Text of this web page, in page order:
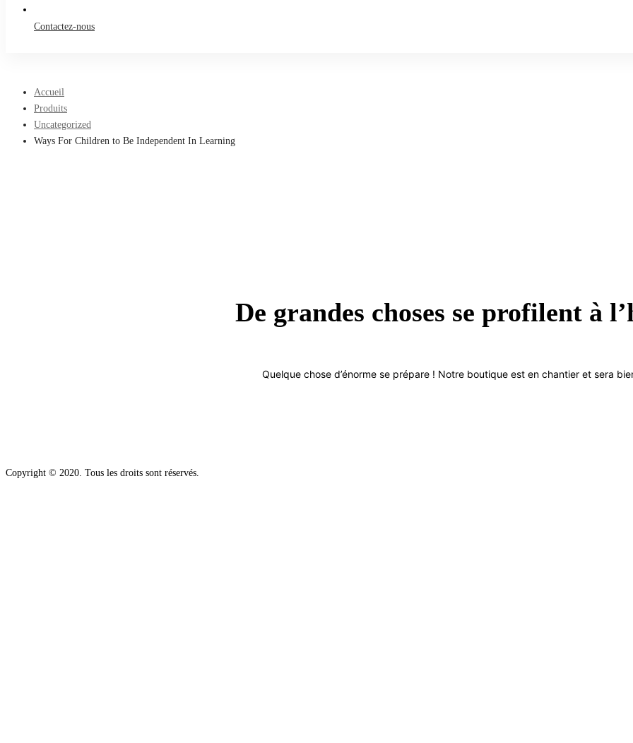
Contactez-nous
Accueil
Produits
Uncategorized
Ways For Children to Be Independent In Learning
De grandes choses se profilent à
Quelque chose d’énorme se prépare ! Notre boutique est en chantier et sera
Copyright © 2020. Tous les droits sont réservés.